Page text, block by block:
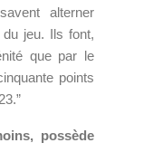
alterner
jeu. Ils font,
que par le
points
possède